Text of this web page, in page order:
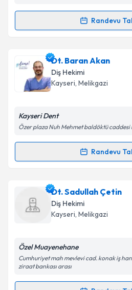
TakvimRandevu
Randevu Takvimi Talebi
Dr. Dt. Kevser Kolçakoğlu
oluşturun. Size bu uzmandan
takvim hazırlandığında e-
Kişisel verilerimin
Metni'ni okudum ve
Takvim
Dt. Baran Akan
Diş Hekimi
Kayseri, Melikgazi
Kayseri Dent
Özer plaza Nuh Mehmet baldöktü
Randevu
Randevu Takvimi Talebi
Dt. Baran Akaniçin randevu
Size bu uzmandan randevu
hazırlandığında e-posta ile
Kişisel verilerimin
Dt. Sadullah Çetin
Diş Hekimi
Kayseri, Melikgazi
Özel Muayenehane
Cumhuriyet mah mevlevi cad. konak iş
ziraat bankası arası